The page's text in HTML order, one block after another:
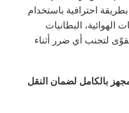
احترافية باستخدام
الهوائية، البطانيات
لتجنب أي ضرر أثناء
بالكامل لضمان النقل